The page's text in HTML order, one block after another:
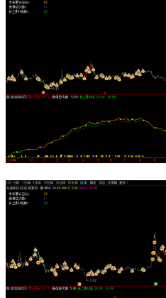
累计总分
涨停总次数
长上影K线
日长上影K线总次数，绿色虚线}
制黄色实心柱，柱高对应分值}
{ 半年高分选股 }
{TOTAL_SCORE:=SUM(SCORE,N); }
{最低入围分数，自行修改}
{ F1:=1*(TOTAL_SCORE>=20);
方向:=100-IF((F1>
上涨前沿:=50*( REF(方向,1)=0
DIF:=100*(EMA(CLOSE,12)-
第三根红柱:=20*(MACD>0 AND
半年:30*(上涨前沿 AND 第三根红柱
{选股源码如下}